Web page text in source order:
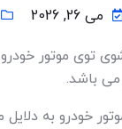
می 26, 2026
توی موتور
می باشد.
خودرو به دلایل